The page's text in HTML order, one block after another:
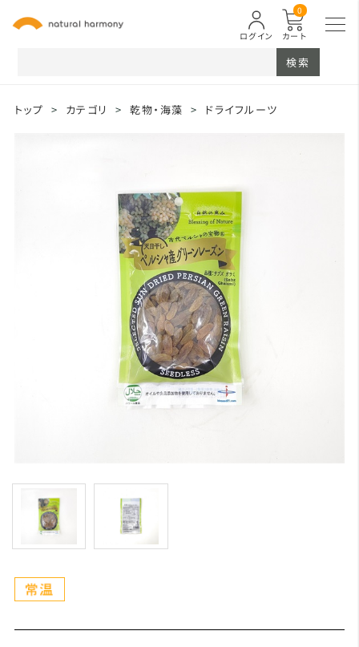
カート
0
ログイン
検索
トップ > カテゴリ > 乾物・海藻 > ドライフルーツ